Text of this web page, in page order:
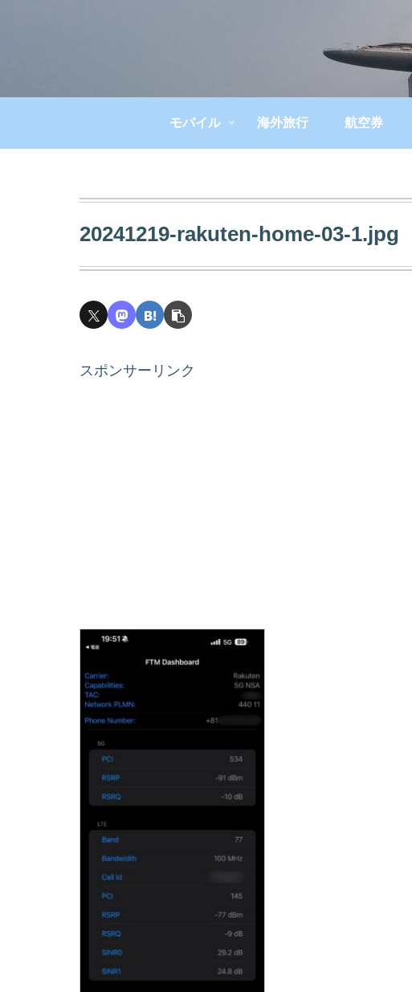
モバイル 海外旅行 航空券
20241219-rakuten-home-03-1.jpg
スポンサーリンク